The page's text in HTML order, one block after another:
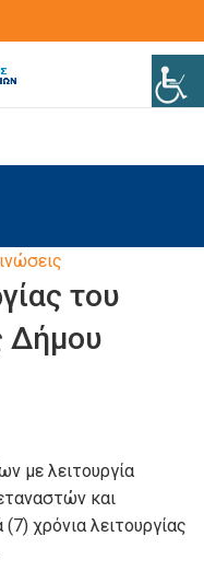
του
Δήμου
με λειτουργία
και
χρόνια λειτουργίας